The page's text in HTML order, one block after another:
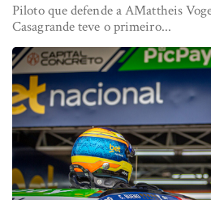
Piloto que defende a AMattheis
Casagrande teve o primeiro...